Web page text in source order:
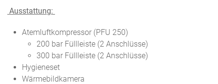
Ausstattung:
Atemluftkompressor (PFU 250)
200 bar Füllleiste (2 Anschlüsse)
300 bar Füllleiste (2 Anschlüsse)
Hygieneset
Wärmebildkamera